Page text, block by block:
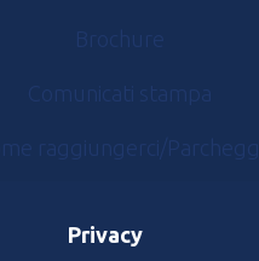
Brochure
Comunicati stampa
raggiungerci/
Privacy